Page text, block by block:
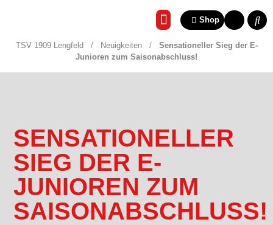
Shop
TSV 1909 Lengfeld / Neuigkeiten/ Sensationeller Sieg der E-
Junioren zum Saisonabschluss!
SENSATIONELLER
SIEG DER E-
JUNIOREN ZUM
SAISONABSCHLUSS!